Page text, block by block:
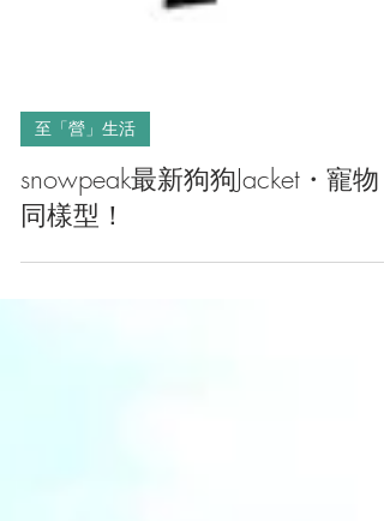
至「營」生活
snowpeak最新狗狗Jacket・寵物
同樣型！